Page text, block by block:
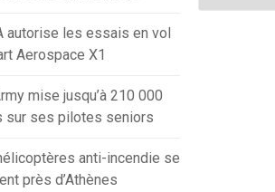
autorise les essais en vol
Aerospace X1
mise jusqu’à 210 000
sur ses pilotes seniors
anti-incendie se
près d’Athènes